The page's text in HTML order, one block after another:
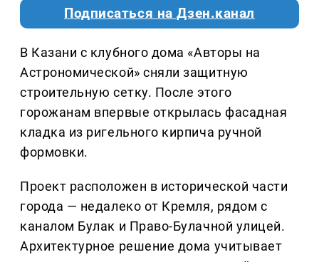
Подписаться на Дзен.канал
В Казани с клубного дома «Авторы на
Астрономической» сняли защитную
строительную сетку. После этого
горожанам впервые открылась фасадная
кладка из ригельного кирпича ручной
формовки.
Проект расположен в исторической части
города — недалеко от Кремля, рядом с
каналом Булак и Право-Булачной улицей.
Архитектурное решение дома учитывает